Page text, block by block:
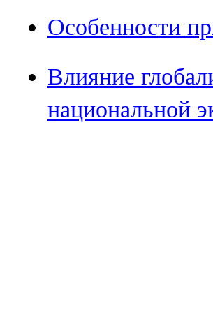
Особенности
Влияние
национальной